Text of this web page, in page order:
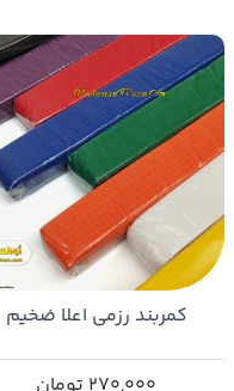
کمربند رزمی اعلا ضخیم